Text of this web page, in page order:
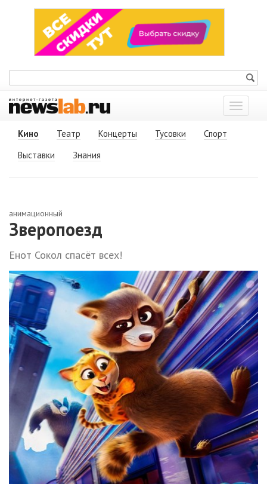
Показать
меню
Кино
Театр Концерты Тусовки
Спорт
Выставки
Знания
анимационный
Зверопоезд
Енот Сокол спасёт всех!